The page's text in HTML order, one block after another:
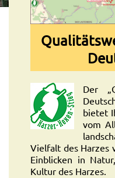
Der
bietet
vom
Vielfalt des Harzes
Einblicken in
Kultur des Harzes.